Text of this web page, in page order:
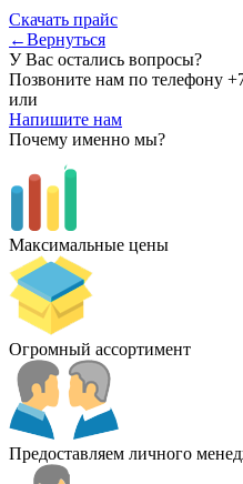
Скачать прайс
←Вернуться
У Вас остались вопросы?
Позвоните нам по телефону
или
Напишите нам
Почему именно мы?
Максимальные цены
Огромный ассортимент
Предоставляем личного